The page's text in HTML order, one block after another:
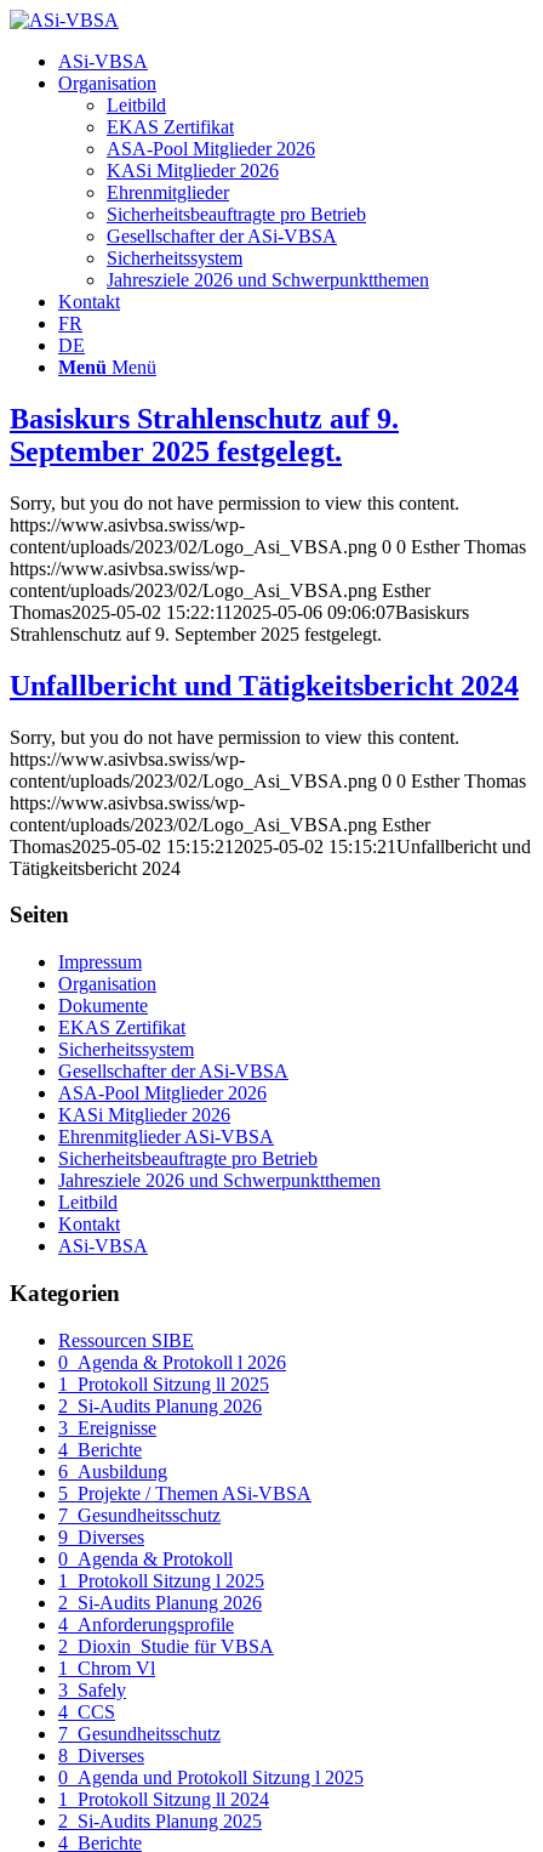
Hauptnavigation
ASi-VBSA
Organisation
Leitbild
EKAS Zertifikat
ASA-Pool Mitglieder 2026
KASi Mitglieder 2026
Ehrenmitglieder
Sicherheitsbeauftragte pro Betrieb
Gesellschafter der ASi-VBSA
Sicherheitssystem
Jahresziele 2026 und Schwerpunktthemen
Kontakt
FR
DE
Menü Menü
Basiskurs Strahlenschutz auf 9.
September 2025 festgelegt.
Sorry, but you do not have permission to view this content.
https://www.asivbsa.swiss/wp-
content/uploads/2023/02/Logo_Asi_VBSA.png 0 0 Esther Thomas
https://www.asivbsa.swiss/wp-
content/uploads/2023/02/Logo_Asi_VBSA.png Esther
Thomas2025-05-02 15:22:11 2025-05-06 09:06:07Basiskurs
Strahlenschutz auf 9. September 2025 festgelegt.
Unfallbericht und Tätigkeitsbericht 2024
Sorry, but you do not have permission to view this content.
https://www.asivbsa.swiss/wp-
content/uploads/2023/02/Logo_Asi_VBSA.png 0 0 Esther Thomas
https://www.asivbsa.swiss/wp-
content/uploads/2023/02/Logo_Asi_VBSA.png Esther
Thomas2025-05-02 15:15:21 2025-05-02 15:15:21Unfallbericht und
Tätigkeitsbericht 2024
Seiten
Impressum
Organisation
Dokumente
EKAS Zertifikat
Sicherheitssystem
Gesellschafter der ASi-VBSA
ASA-Pool Mitglieder 2026
KASi Mitglieder 2026
Ehrenmitglieder ASi-VBSA
Sicherheitsbeauftragte pro Betrieb
Jahresziele 2026 und Schwerpunktthemen
Leitbild
Kontakt
ASi-VBSA
Kategorien
Ressourcen SIBE
0_Agenda & Protokoll l 2026
1_Protokoll Sitzung ll 2025
2_Si-Audits Planung 2026
3_Ereignisse
4_Berichte
6_Ausbildung
5_Projekte / Themen ASi-VBSA
7_Gesundheitsschutz
9_Diverses
0_Agenda & Protokoll
1_Protokoll Sitzung l 2025
2_Si-Audits Planung 2026
4_Anforderungsprofile
2_Dioxin_Studie für VBSA
1_Chrom Vl
3_Safely
4_CCS
7_Gesundheitsschutz
8_Diverses
0_Agenda und Protokoll Sitzung l 2025
1_Protokoll Sitzung ll 2024
2_Si-Audits Planung 2025
4_Berichte